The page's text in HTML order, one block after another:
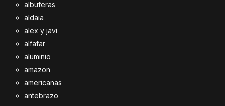
albuferas
aldaia
alex y javi
alfafar
aluminio
amazon
americanas
antebrazo